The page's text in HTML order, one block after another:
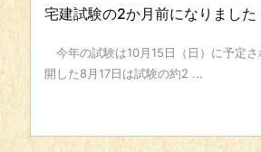
宅建試験の2か月前になりました
今年の試験は10月15日（日）に予定
開した8月17日は試験の約2 ...